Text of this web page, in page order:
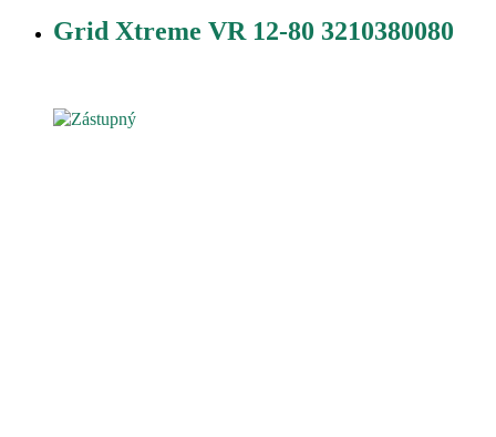
Grid Xtreme VR 12-80 3210380080